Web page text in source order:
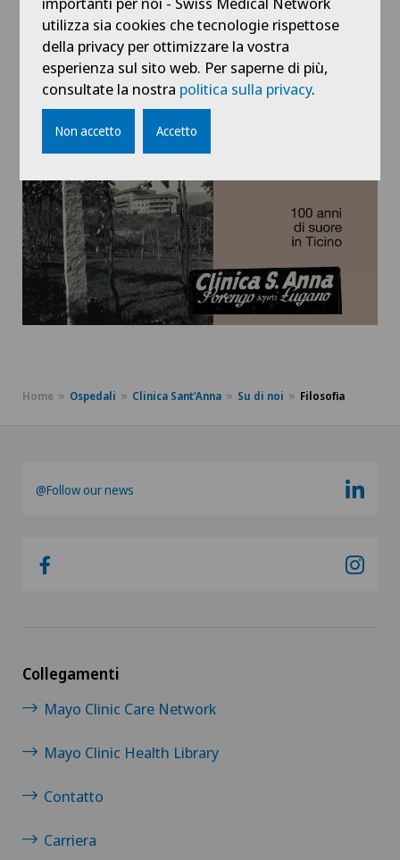
Se siete interessati vi invitiamo ad acquistare il
libro Clinica Sant’Anna, Sorengo sopra Lugano - 100
anni di suore in Ticino a cura di Maria Grazia Buletti:
Acquista il libro
Home Ospedali Clinica Sant'Anna Su di noi Filosofia
@Follow our news
Collegamenti
Mayo Clinic Care Network
Mayo Clinic Health Library
Contatto
Carriera
utilizza sia cookies che tecnologie rispettose
della privacy per ottimizzare la vostra
esperienza sul sito web. Per saperne di più,
consultate la nostra politica sulla privacy.
Non accetto Accetto